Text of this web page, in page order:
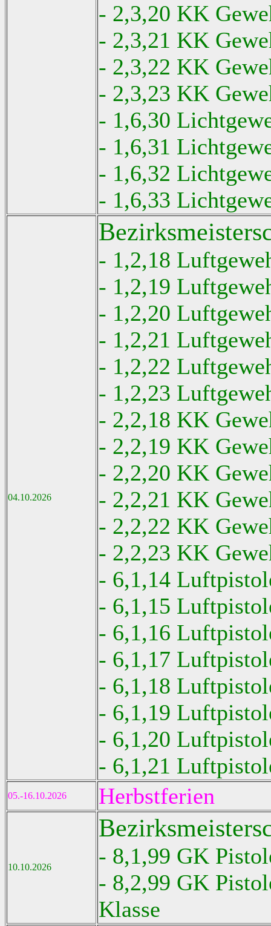
- 2,3,20 KK
- 2,3,21 KK
- 2,3,22 KK
- 2,3,23 KK
- 1,6,30
- 1,6,31
- 1,6,32
- 1,6,33
04.10.2026
- 1,2,18
- 1,2,19
- 1,2,20
- 1,2,21
- 1,2,22
- 1,2,23
- 2,2,18 KK
- 2,2,19 KK
- 2,2,20 KK
- 2,2,21 KK
- 2,2,22 KK
- 2,2,23 KK
- 6,1,14
- 6,1,15
- 6,1,16
- 6,1,17
- 6,1,18
- 6,1,19
- 6,1,20
- 6,1,21
05.-16.10.2026 Herbstferien
10.10.2026
- 8,1,99 GK
- 8,2,99 GK
Klasse